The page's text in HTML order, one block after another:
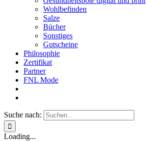
Wohlbefinden
Salze
Bücher
Sonstiges
Gutscheine
Philosophie
Zertifikat
Partner
FNL Mode
Suche nach:
Loading...